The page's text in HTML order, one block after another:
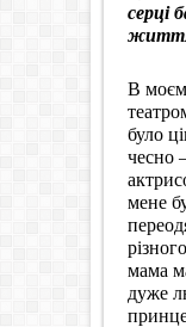
серці
В
було
чесно
мене
мама
дуже